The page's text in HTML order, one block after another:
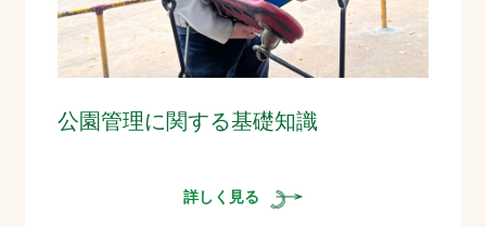
公園管理に関する基礎知識
詳しく見る